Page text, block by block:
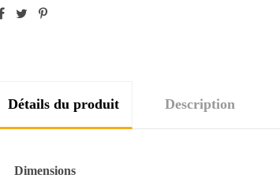
Détails du produit Description
Dimensions